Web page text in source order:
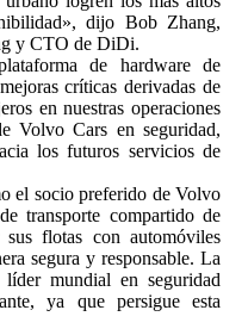
dijo Bob Zhang,
y CTO de DiDi.
de hardware de
críticas derivadas de
en nuestras operaciones
Volvo Cars en seguridad,
los futuros servicios de
el socio preferido de Volvo
transporte compartido de
flotas con automóviles
segura y responsable. La
mundial en seguridad
ya que persigue esta